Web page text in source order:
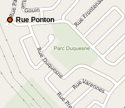
Rue Ponton